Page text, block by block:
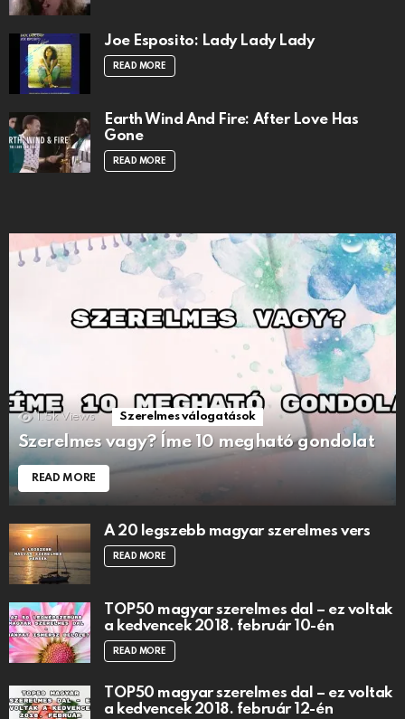
Joe Esposito: Lady Lady Lady
READ MORE
Earth Wind And Fire: After Love Has
Gone
READ MORE
1.5k Views Szerelmes válogatások
Szerelmes vagy? Íme 10 megható gondolat
READ MORE
A 20 legszebb magyar szerelmes vers
READ MORE
TOP50 magyar szerelmes dal – ez voltak
a kedvencek 2018. február 10-én
READ MORE
TOP50 magyar szerelmes dal – ez voltak
a kedvencek 2018. február 12-én